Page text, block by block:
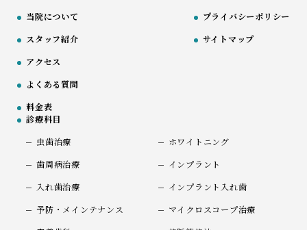
当院について
スタッフ紹介
アクセス
よくある質問
料金表
プライバシーポリシー
サイトマップ
診療科目
虫歯治療
歯周病治療
入れ歯治療
予防・メインテナンス
ホワイトニング
インプラント
インプラント入れ歯
マイクロスコープ治療